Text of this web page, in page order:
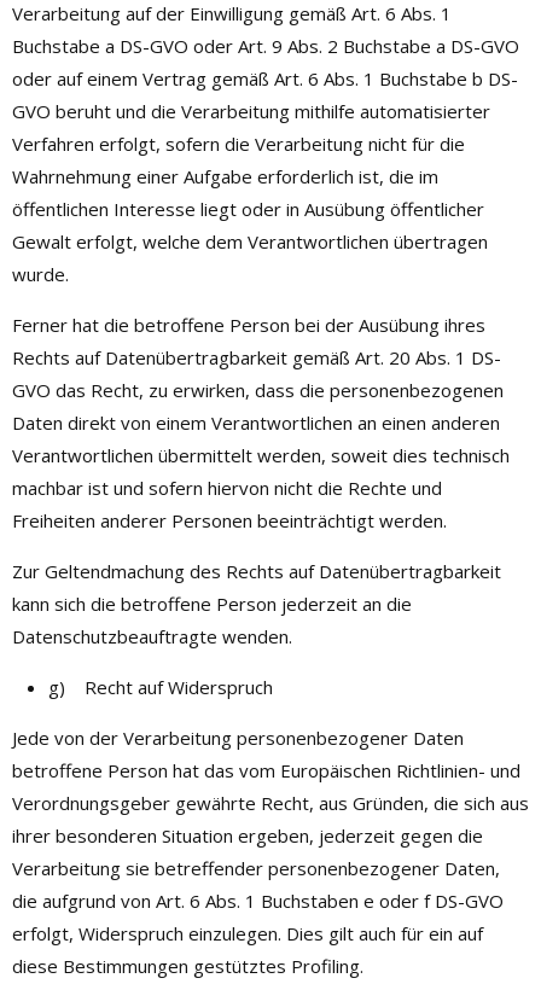
Verarbeitung auf der Einwilligung gemäß Art. 6 Abs. 1
Buchstabe a DS-GVO oder Art. 9 Abs. 2 Buchstabe a DS-GVO
oder auf einem Vertrag gemäß Art. 6 Abs. 1 Buchstabe b DS-
GVO beruht und die Verarbeitung mithilfe automatisierter
Verfahren erfolgt, sofern die Verarbeitung nicht für die
Wahrnehmung einer Aufgabe erforderlich ist, die im
öffentlichen Interesse liegt oder in Ausübung öffentlicher
Gewalt erfolgt, welche dem Verantwortlichen übertragen
wurde.
Ferner hat die betroffene Person bei der Ausübung ihres
Rechts auf Datenübertragbarkeit gemäß Art. 20 Abs. 1 DS-
GVO das Recht, zu erwirken, dass die personenbezogenen
Daten direkt von einem Verantwortlichen an einen anderen
Verantwortlichen übermittelt werden, soweit dies technisch
machbar ist und sofern hiervon nicht die Rechte und
Freiheiten anderer Personen beeinträchtigt werden.
Zur Geltendmachung des Rechts auf Datenübertragbarkeit
kann sich die betroffene Person jederzeit an die
Datenschutzbeauftragte wenden.
g) Recht auf Widerspruch
Jede von der Verarbeitung personenbezogener Daten
betroffene Person hat das vom Europäischen Richtlinien- und
Verordnungsgeber gewährte Recht, aus Gründen, die sich aus
ihrer besonderen Situation ergeben, jederzeit gegen die
Verarbeitung sie betreffender personenbezogener Daten,
die aufgrund von Art. 6 Abs. 1 Buchstaben e oder f DS-GVO
erfolgt, Widerspruch einzulegen. Dies gilt auch für ein auf
diese Bestimmungen gestütztes Profiling.